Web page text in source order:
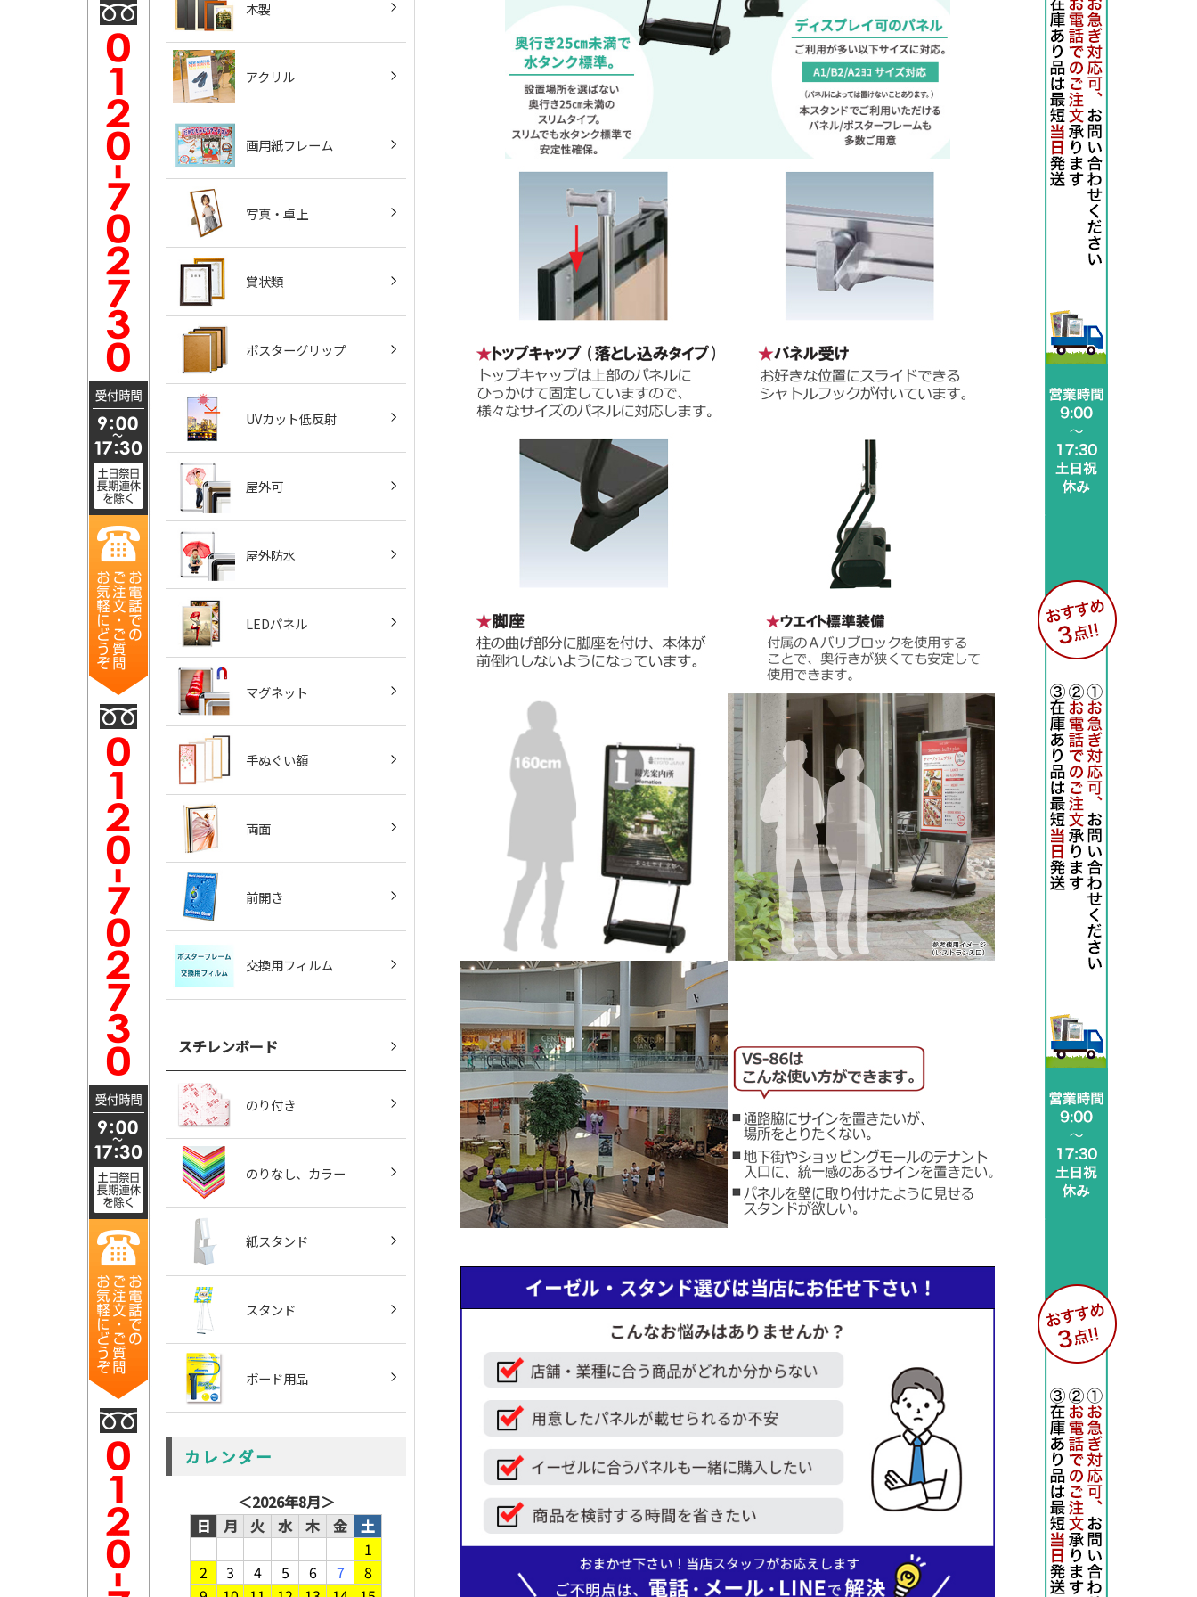
木製
アクリル
画用紙フレーム
写真・卓上
賞状類
ポスターグリップ
UVカット低反射
屋外可
屋外防水
LEDパネル
マグネット
手ぬぐい額
両面
前開き
交換用フィルム
スチレンボード
のり付き
のりなし、カラー
紙スタンド
スタンド
ボード用品
カレンダー
＜2026年8月＞
日
月 火 水 木 金
土
1
2
3 4 5 6 7
8